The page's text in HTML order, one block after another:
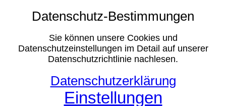
Datenschutz-Bestimmungen
Sie können unsere Cookies und
Datenschutzeinstellungen im Detail auf unserer
Datenschutzrichtlinie nachlesen.
Datenschutzerklärung
Einstellungen